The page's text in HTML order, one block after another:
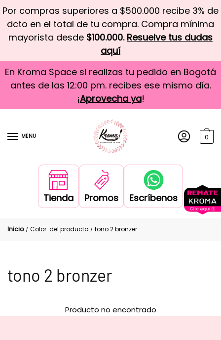
Por compras superiores a $500.000 recibe 3% de
dcto en el total de tu compra. Compra mínima
mayorista desde $100.000. Resuelve tus dudas
aquí
En Kroma Space si realizas tu pedido en Bogotá
antes de las 12:00 pm. recibes ese mismo día.
¡Aprovecha ya!
MENU 0
Tienda Promos Escríbenos
Inicio / Color: del producto / tono 2 bronzer
tono 2 bronzer
Producto no encontrado